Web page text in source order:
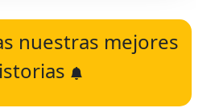
nuestras mejores